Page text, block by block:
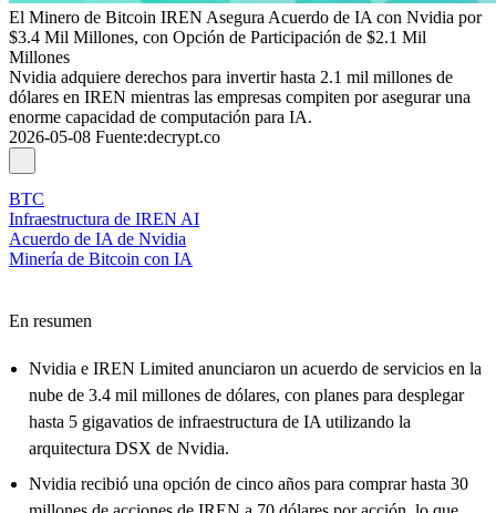
El Minero de Bitcoin IREN Asegura Acuerdo de IA con Nvidia por
$3.4 Mil Millones, con Opción de Participación de $2.1 Mil
Millones
Nvidia adquiere derechos para invertir hasta 2.1 mil millones de
dólares en IREN mientras las empresas compiten por asegurar una
enorme capacidad de computación para IA.
2026-05-08 Fuente:decrypt.co
BTC
Infraestructura de IREN AI
Acuerdo de IA de Nvidia
Minería de Bitcoin con IA
En resumen
Nvidia e IREN Limited anunciaron un acuerdo de servicios en la
nube de 3.4 mil millones de dólares, con planes para desplegar
hasta 5 gigavatios de infraestructura de IA utilizando la
arquitectura DSX de Nvidia.
Nvidia recibió una opción de cinco años para comprar hasta 30